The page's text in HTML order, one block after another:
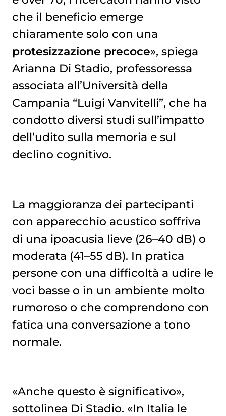
che il beneficio emerge
chiaramente solo con una
protesizzazione precoce», spiega
Arianna Di Stadio, professoressa
associata all’Università della
Campania “Luigi Vanvitelli”, che ha
condotto diversi studi sull’impatto
dell’udito sulla memoria e sul
declino cognitivo.
La maggioranza dei partecipanti
con apparecchio acustico soffriva
di una ipoacusia lieve (26–40 dB) o
moderata (41–55 dB). In pratica
persone con una difficoltà a udire le
voci basse o in un ambiente molto
rumoroso o che comprendono con
fatica una conversazione a tono
normale.
«Anche questo è significativo»,
sottolinea Di Stadio. «In Italia le